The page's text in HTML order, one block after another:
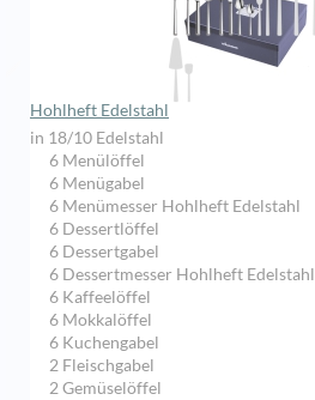
Hohlheft Edelstahl
in 18/10 Edelstahl
6 Menülöffel
6 Menügabel
6 Menümesser Hohlheft Edelstahl
6 Dessertlöffel
6 Dessertgabel
6 Dessertmesser Hohlheft Edelstahl
6 Kaffeelöffel
6 Mokkalöffel
6 Kuchengabel
2 Fleischgabel
2 Gemüselöffel